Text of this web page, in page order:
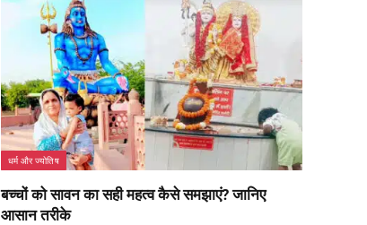
धर्म और ज्योतिष
बच्चों को सावन का सही महत्व कैसे समझाएं? जानिए
आसान तरीके